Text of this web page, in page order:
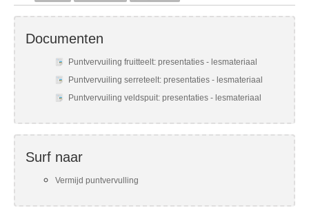
Documenten
Puntvervuiling fruitteelt: presentaties - lesmateriaal
Puntvervuiling serreteelt: presentaties - lesmateriaal
Puntvervuiling veldspuit: presentaties - lesmateriaal
Surf naar
Vermijd puntvervulling